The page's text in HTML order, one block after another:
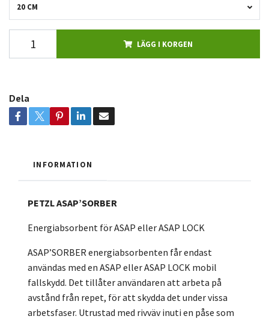
20 CM
LÄGG I KORGEN
Dela
INFORMATION
PETZL ASAP’SORBER
Energiabsorbent för ASAP eller ASAP LOCK
ASAP’SORBER energiabsorbenten får endast
användas med en ASAP eller ASAP LOCK mobil
fallskydd. Det tillåter användaren att arbeta på
avstånd från repet, för att skydda det under vissa
arbetsfaser. Utrustad med rivväv inuti en påse som